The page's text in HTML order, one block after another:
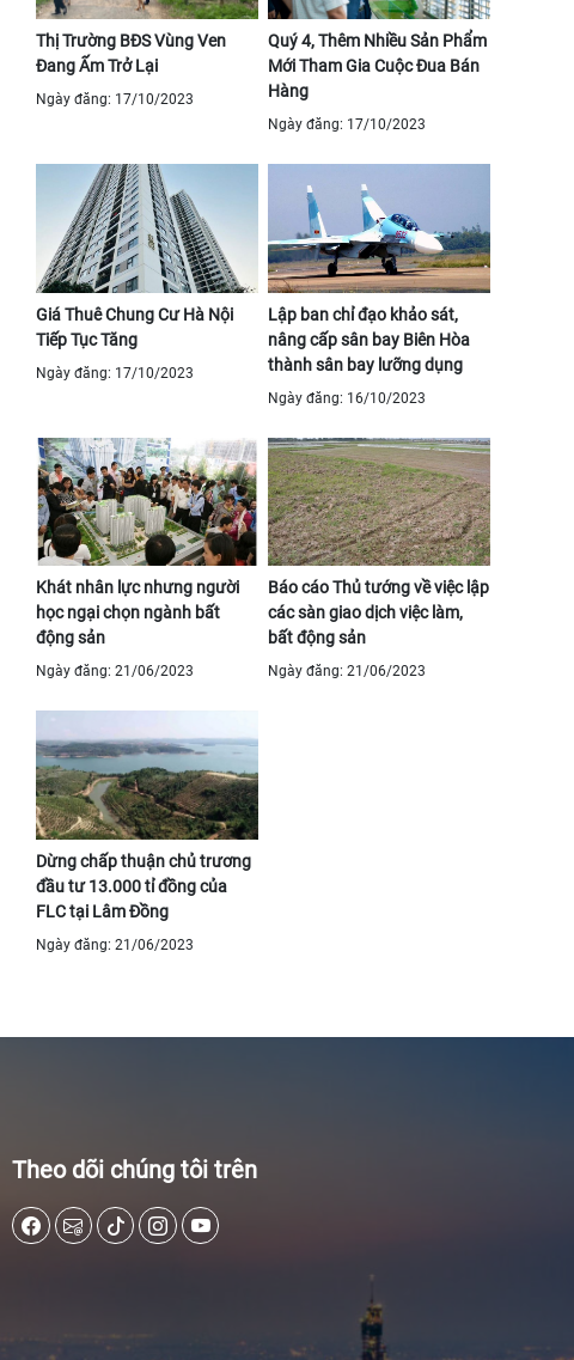
Thị Trường BĐS Vùng Ven
Đang Ấm Trở Lại
Ngày đăng: 17/10/2023
Quý 4, Thêm Nhiều Sản Phẩm
Mới Tham Gia Cuộc Đua Bán
Hàng
Ngày đăng: 17/10/2023
Giá Thuê Chung Cư Hà Nội
Tiếp Tục Tăng
Ngày đăng: 17/10/2023
Lập ban chỉ đạo khảo sát,
nâng cấp sân bay Biên Hòa
thành sân bay lưỡng dụng
Ngày đăng: 16/10/2023
Khát nhân lực nhưng người
học ngại chọn ngành bất
động sản
Ngày đăng: 21/06/2023
Báo cáo Thủ tướng về việc lập
các sàn giao dịch việc làm,
bất động sản
Ngày đăng: 21/06/2023
Dừng chấp thuận chủ trương
đầu tư 13.000 tỉ đồng của
FLC tại Lâm Đồng
Ngày đăng: 21/06/2023
Theo dõi chúng tôi trên